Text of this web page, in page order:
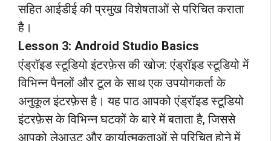
सहित आईडीई की प्रमुख विशेषताओं से परिचित कराता
है।
Lesson 3: Android Studio Basics
एंड्रॉइड स्टूडियो इंटरफ़ेस की खोज: एंड्रॉइड स्टूडियो में
विभिन्न पैनलों और टूल के साथ एक उपयोगकर्ता के
अनुकूल इंटरफ़ेस है। यह पाठ आपको एंड्रॉइड स्टूडियो
इंटरफ़ेस के विभिन्न घटकों के बारे में बताता है, जिससे
आपको लेआउट और कार्यात्मकताओं से परिचित होने में